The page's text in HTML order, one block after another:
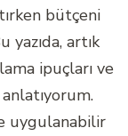
bütçeni
yazıda, artık
ipuçları ve
uygulanabilir